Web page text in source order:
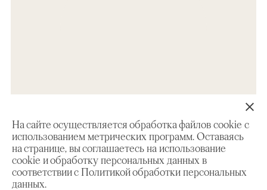
На сайте осуществляется обработка файлов cookie с
использованием метрических программ. Оставаясь
на странице, вы соглашаетесь на использование
cookie и обработку персональных данных в
соответствии с Политикой обработки персональных
данных.
ЭКСКУРСИЯ